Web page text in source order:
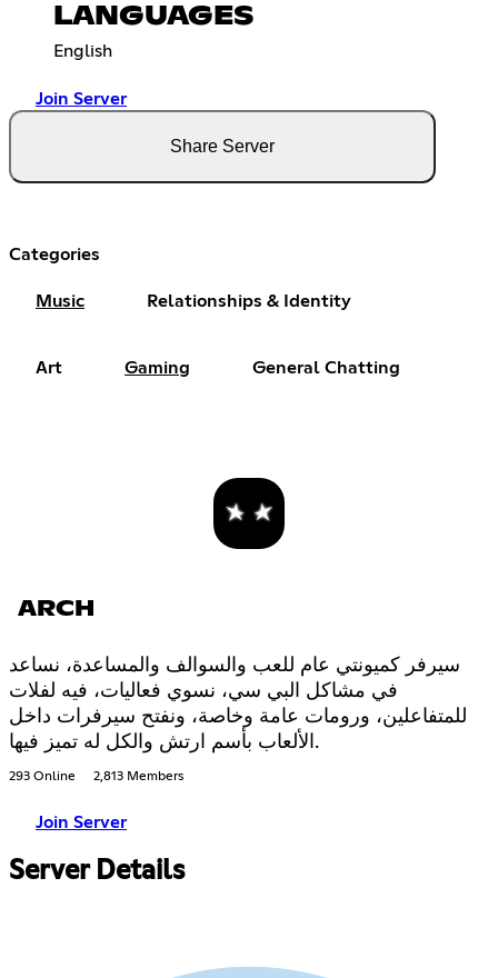
LANGUAGES
English
Join Server
Share Server
Categories
Music Relationships & Identity
Art Gaming General Chatting
ARCH
سيرفر كميونتي عام للعب والسوالف والمساعدة، نساعد
في مشاكل البي سي، نسوي فعاليات، فيه لفلات
للمتفاعلين، ورومات عامة وخاصة، ونفتح سيرفرات داخل
الألعاب بأسم ارتش والكل له تميز فيها.
293 Online 2,813 Members
Join Server
Server Details